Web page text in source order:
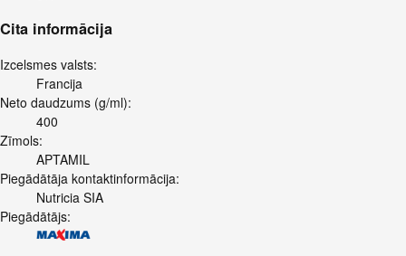
Cita informācija
Izcelsmes valsts:
Francija
Neto daudzums (g/ml):
400
Zīmols:
APTAMIL
Piegādātāja kontaktinformācija:
Nutricia SIA
Piegādātājs: